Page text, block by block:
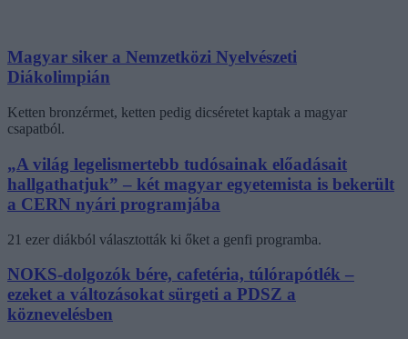
Magyar siker a Nemzetközi Nyelvészeti
Diákolimpián
Ketten bronzérmet, ketten pedig dicséretet kaptak a magyar
csapatból.
„A világ legelismertebb tudósainak előadásait
hallgathatjuk” – két magyar egyetemista is bekerült
a CERN nyári programjába
21 ezer diákból választották ki őket a genfi programba.
NOKS-dolgozók bére, cafetéria, túlórapótlék –
ezeket a változásokat sürgeti a PDSZ a
köznevelésben